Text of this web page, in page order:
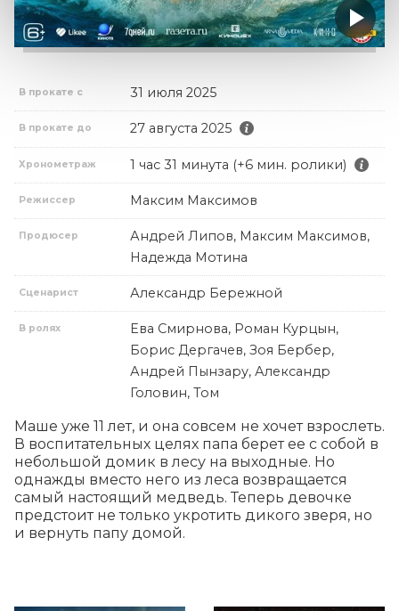
В прокате с 31 июля 2025
В прокате до 27 августа 2025
Хронометраж 1 час 31 минута (+6 мин. ролики)
Режиссер Максим Максимов
Продюсер
Андрей Липов, Максим Максимов,
Надежда Мотина
Сценарист Александр Бережной
В ролях
Ева Смирнова, Роман Курцын,
Борис Дергачев, Зоя Бербер,
Андрей Пынзару, Александр
Головин, Том
Маше уже 11 лет, и она совсем не хочет взрослеть.
В воспитательных целях папа берет ее с собой в
небольшой домик в лесу на выходные. Но
однажды вместо него из леса возвращается
самый настоящий медведь. Теперь девочке
предстоит не только укротить дикого зверя, но
и вернуть папу домой.